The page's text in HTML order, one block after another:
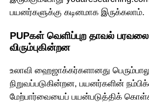
பயனர்களுக்கு கடினமாக இருக்கலாம்.
PUPகள் வெளிப்புற தாவல்
விரும்புகின்றன
உலாவி ஹைஜாக்கர்களானது
நிறுவப்படுகின்றன, பயனர்களின்
மேற்பார்வையைப் பயன்படுத்திக்